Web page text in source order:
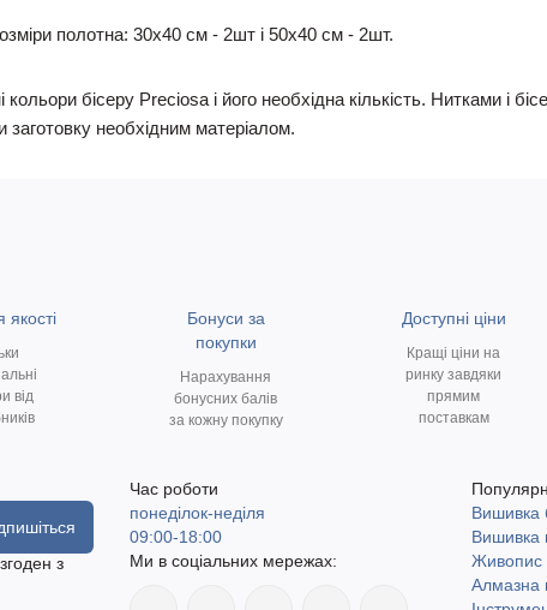
полотна: 30х40 см - 2шт і 50х40 см - 2шт.
кольори бісеру Preciosa і його необхідна кількість. Нитками і
необхідним матеріалом.
якості
від
Бонуси за
покупки
Нарахування
бонусних балів
за кожну покупку
Доступні ціни
Кращі ціни на
ринку завдяки
прямим
поставкам
згоден з
Час роботи
понеділок-неділя
09:00-18:00
Ми в соціальних мережах:
Вишивка
Вишивка
Живопис
Алмазна